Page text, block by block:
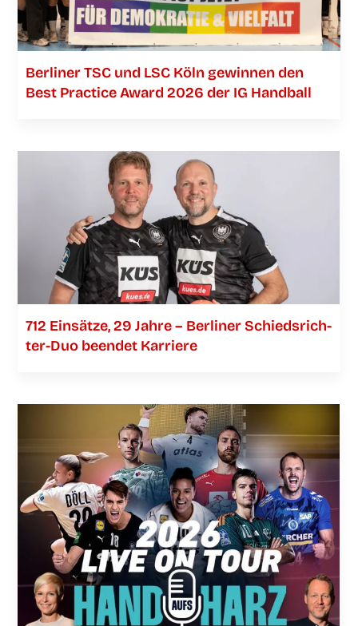
Ber­li­ner TSC und LSC Köln gewin­nen den
Best Prac­ti­ce Award 2026 der IG Handball
712 Ein­sät­ze, 29 Jah­re – Ber­li­ner Schieds­­­rich­­­
ter-Duo been­det Karriere